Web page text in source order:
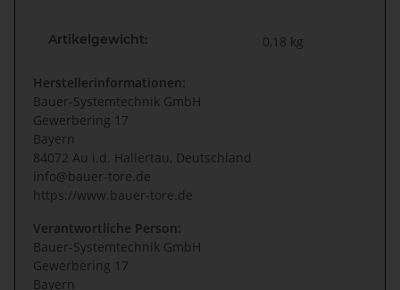
Artikelgewicht: 0,18 kg
Herstellerinformationen:
Bauer-Systemtechnik GmbH
Gewerbering 17
Bayern
84072 Au i.d. Hallertau, Deutschland
info@bauer-tore.de
https://www.bauer-tore.de
Verantwortliche Person:
Bauer-Systemtechnik GmbH
Gewerbering 17
Bayern